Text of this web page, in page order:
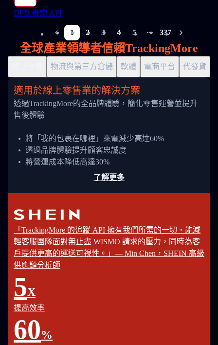
DPD 查詢 API
1 2 3 4 5
More pages
337
全球產業領導者信賴TrackingMore
物流與第三方倉儲 軟體 電商平台 代發貨
適用於線上零售業的解決方案
透過TrackingMore的全品牌體驗，簡化零售運營並提升
售後體驗
將「我的包裹在哪裡」來電減少高達60%
透過品牌體驗提升顧客忠誠度
將營運成本降低高達30%
了解更多
「TrackingMore 的追蹤 API 擁有我們所需的一切，能減
輕客服團隊面對無止盡 WISMO 請求的壓力，同時為客
戶提供更高的運送可視性。」— Min Chen，SHEIN 高級
供應鏈分析師
5X
提高效率
60%